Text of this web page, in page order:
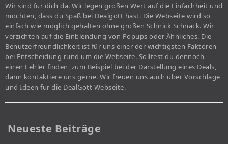
Wir sind für dich da. Wir legen großen Wert auf die Einfachheit und
möchten, dass du Spaß bei Dealgott hast. Die Webseite wird so
einfach wie möglich gehalten ohne großen Schnick Schnack. Wir
verzichten auf die Einblendung von Popups oder Ähnliches. Die
Benutzerfreundlichkeit ist für uns einer der wichtigsten Faktoren
bei Entscheidung rund um die Webseite. Solltest du dennoch
einen Fehler finden, zum Beispiel bei der Darstellung eines Deals,
dann kontaktiere uns gerne. Wir freuen uns auch über Vorschläge
und Ideen für die DealGott Webseite.
Neueste Beiträge